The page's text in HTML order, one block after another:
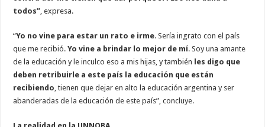
todos”, expresa.
“Yo no vine para estar un rato e irme. Sería ingrato con el país
que me recibió.Yo vine a brindar lo mejor de mí. Soy una amante
de la educación y le inculco eso a mis hijas, y también les digo que
deben retribuirle a este país la educación que están
recibiendo, tienen que dejar en alto la educación argentina y ser
abanderadas de la educación de este país”, concluye.